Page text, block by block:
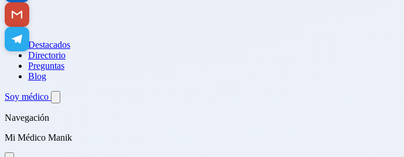
Destacados
Directorio
Preguntas
Blog
Soy médico
Navegación
Mi Médico Manik